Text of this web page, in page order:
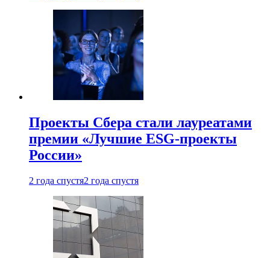
Проекты Сбера стали лауреатами
премии «Лучшие ESG-проекты
России»
2 года спустя2 года спустя